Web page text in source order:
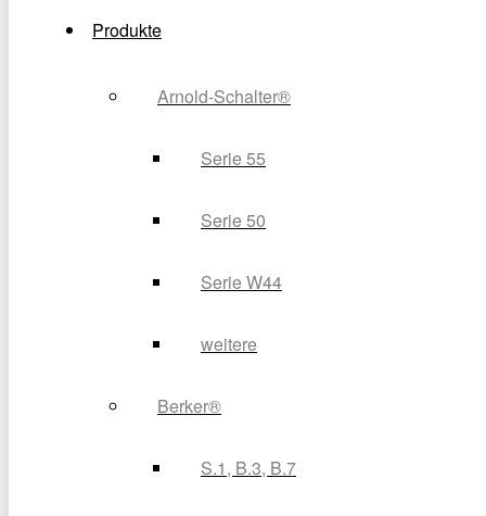
Produkte
Arnold-Schalter®
Serie 55
Serie 50
Serie W44
weitere
Berker®
S.1, B.3, B.7